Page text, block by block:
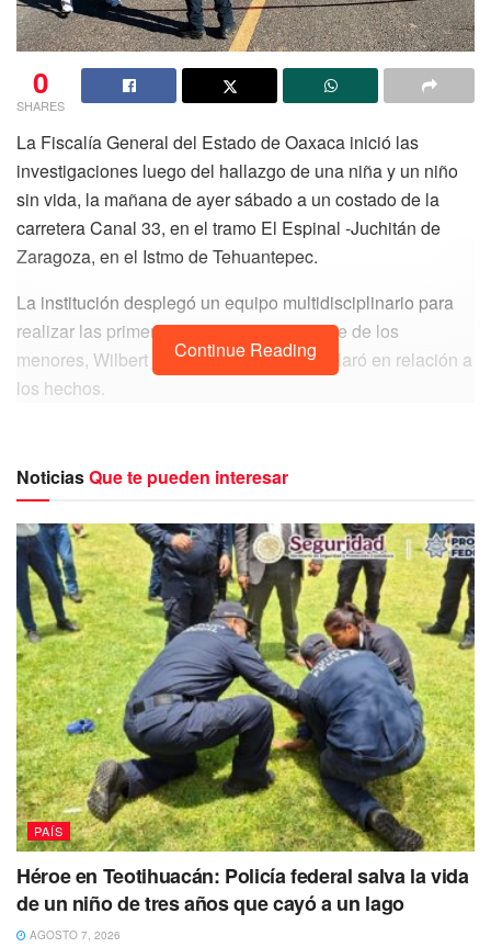
0
SHARES
La Fiscalía General del Estado de Oaxaca inició las
investigaciones luego del hallazgo de una niña y un niño
sin vida, la mañana de ayer sábado a un costado de la
carretera Canal 33, en el tramo El Espinal -Juchitán de
Zaragoza, en el Istmo de Tehuantepec.
La institución desplegó un equipo multidisciplinario para
realizar las primeras indagatorias; el padre de los
menores, Wilbert A. C. fue detenido y declaró en relación a
los hechos.
vía pública, vivían con su papá en la colonia Fidel Peña,
del municipio de Juchitán de Zaragoza, separados de la
mamá.
Continue Reading
NoticiasQue te pueden interesar
PAÍS
Héroe en Teotihuacán: Policía federal salva la vida
de un niño de tres años que cayó a un lago
AGOSTO 7, 2026